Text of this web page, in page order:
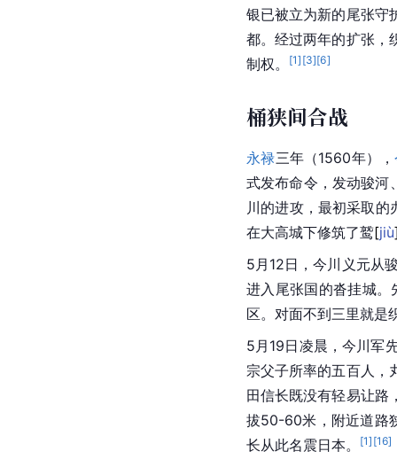
银已被立为新的尾张守
都。经过两年的扩张，
制权。
[1] [3][6]
桶狭间合战
永禄三年（1560年），
式发布命令，发动骏河
川 的进攻，最初采取的
在大高城下修筑了鹫[jiù
5月12日，今川义元从
进入 尾张国的沓挂城。
区。对面不到三里就是
5月19日凌晨，今川军
宗父子所率的五百人，
田信长既没有轻易让路
拔50-60米，附近道路
长从此名震日本。
[1] [16]